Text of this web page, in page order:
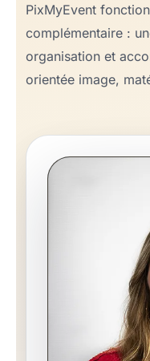
PixMyEvent
complémentaire :
organisation et
orientée image,